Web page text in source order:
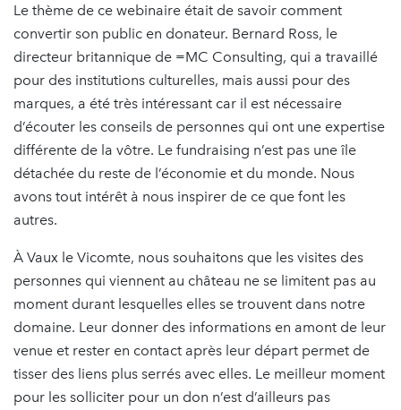
Le thème de ce webinaire était de savoir comment
convertir son public en donateur. Bernard Ross, le
directeur britannique de =MC Consulting, qui a travaillé
pour des institutions culturelles, mais aussi pour des
marques, a été très intéressant car il est nécessaire
d’écouter les conseils de personnes qui ont une expertise
différente de la vôtre. Le fundraising n’est pas une île
détachée du reste de l’économie et du monde. Nous
avons tout intérêt à nous inspirer de ce que font les
autres.
À Vaux le Vicomte, nous souhaitons que les visites des
personnes qui viennent au château ne se limitent pas au
moment durant lesquelles elles se trouvent dans notre
domaine. Leur donner des informations en amont de leur
venue et rester en contact après leur départ permet de
tisser des liens plus serrés avec elles. Le meilleur moment
pour les solliciter pour un don n’est d’ailleurs pas